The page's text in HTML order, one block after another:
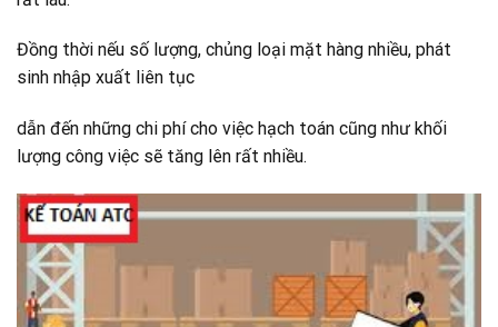
Đồng thời nếu số lượng, chủng loại mặt hàng nhiều, phát
sinh nhập xuất liên tục
dẫn đến những chi phí cho việc hạch toán cũng như khối
lượng công việc sẽ tăng lên rất nhiều.